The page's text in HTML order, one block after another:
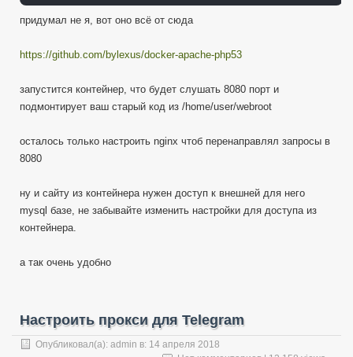
придумал не я, вот оно всё от сюда
https://github.com/bylexus/docker-apache-php53
запустится контейнер, что будет слушать 8080 порт и
подмонтирует ваш старый код из /home/user/webroot
осталось только настроить nginx чтоб перенаправлял запросы в
8080
ну и сайту из контейнера нужен доступ к внешней для него
mysql базе, не забывайте изменить настройки для доступа из
контейнера.
а так очень удобно
Настроить прокси для Telegram
Опубликовал(а): admin в: 14 апреля 2018